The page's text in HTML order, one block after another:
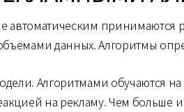
автоматическим
данных. Алгоритмы
Алгоритмами
на рекламу. Чем больше